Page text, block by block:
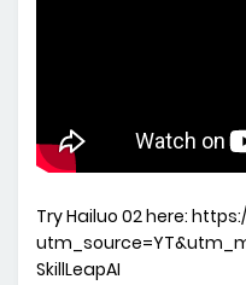
Try Hailuo 02 here:
SkillLeapAI